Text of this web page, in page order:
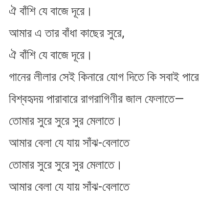
ঐ বাঁশি যে বাজে দূরে।
আমার এ তার বাঁধা কাছের সুরে,
ঐ বাঁশি যে বাজে দূরে।
গানের লীলার সেই কিনারে যোগ দিতে কি সবাই পারে
বিশ্বহৃদয় পারাবারে রাগরাগিণীর জাল ফেলাতে—
তোমার সুরে সুরে সুর মেলাতে।
আমার বেলা যে যায় সাঁঝ-বেলাতে
তোমার সুরে সুরে সুর মেলাতে।
আমার বেলা যে যায় সাঁঝ-বেলাতে